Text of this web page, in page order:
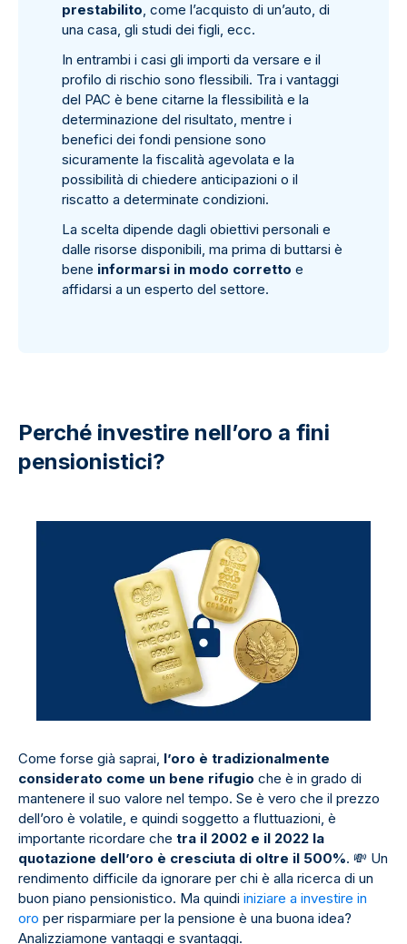
prestabilito, come l’acquisto di un’auto, di
una casa, gli studi dei figli, ecc.
In entrambi i casi gli importi da versare e il
profilo di rischio sono flessibili. Tra i vantaggi
del PAC è bene citarne la flessibilità e la
determinazione del risultato, mentre i
benefici dei fondi pensione sono
sicuramente la fiscalità agevolata e la
possibilità di chiedere anticipazioni o il
riscatto a determinate condizioni.
La scelta dipende dagli obiettivi personali e
dalle risorse disponibili, ma prima di buttarsi è
bene informarsi in modo corretto e
affidarsi a un esperto del settore.
Perché investire nell’oro a fini
pensionistici?
Come forse già saprai, l’oro è tradizionalmente
considerato come un bene rifugio che è in grado di
mantenere il suo valore nel tempo. Se è vero che il prezzo
dell’oro è volatile, e quindi soggetto a fluttuazioni, è
importante ricordare che tra il 2002 e il 2022 la
quotazione dell’oro è cresciuta di oltre il 500%. 💸 Un
rendimento difficile da ignorare per chi è alla ricerca di un
buon piano pensionistico. Ma quindi iniziare a investire in
oro per risparmiare per la pensione è una buona idea?
Analizziamone vantaggi e svantaggi.